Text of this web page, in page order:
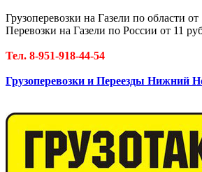
Грузоперевозки на Газели по области
Перевозки на Газели по России от 11
Тел. 8-951-918-44-54
Грузоперевозки и Переезды Нижний